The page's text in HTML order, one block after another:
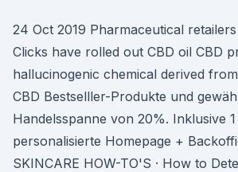
24 Oct 2019 Pharmaceutical
Clicks have rolled out CBD oil CBD
hallucinogenic chemical derived
CBD Bestselller-Produkte und
Handelsspanne von 20%. Inklusive
personalisierte Homepage +
SKINCARE HOW-TO'S · How to